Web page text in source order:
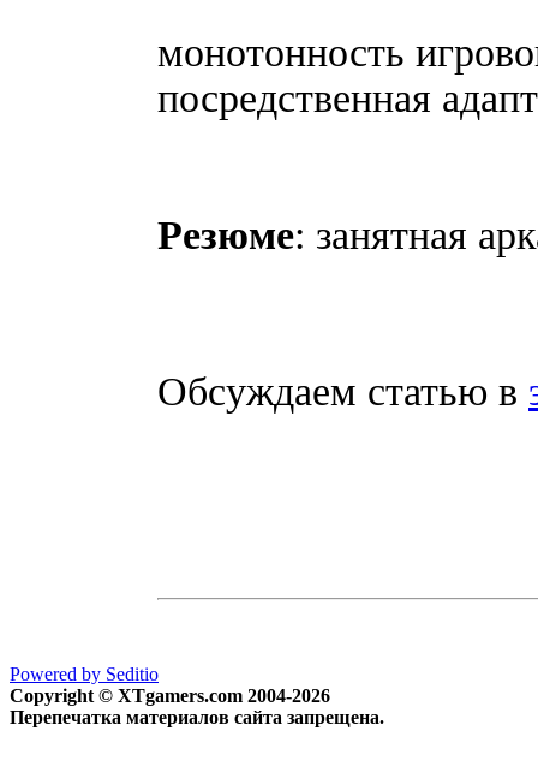
монотонность
посредственная
Резюме: занятная
Обсуждаем статью в
Powered by Seditio
Copyright © XTgamers.com 2004-2026
Перепечатка материалов сайта запрещена.